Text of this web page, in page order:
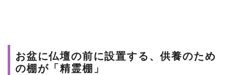
お盆に仏壇の前に設置する、供養のため
の棚が「精霊棚」